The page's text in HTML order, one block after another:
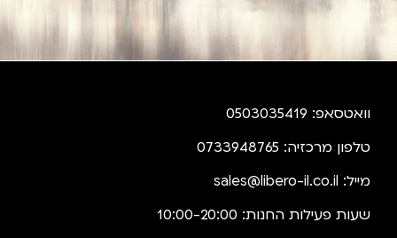
וואטסאפ: 0503035419
טלפון מרכזיה: 0733948765
מייל: sales@libero-il.co.il
שעות פעילות החנות: 10:00-20:00